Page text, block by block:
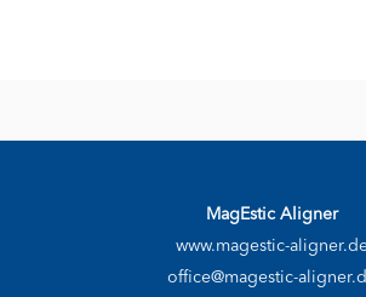
MagEstic Aligner
www.magestic-
office@magestic-